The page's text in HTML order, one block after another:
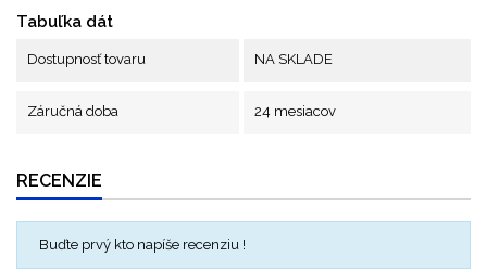
Tabuľka dát
Dostupnosť tovaru NA SKLADE
Záručná doba 24 mesiacov
RECENZIE
Buďte prvý kto napíše recenziu !